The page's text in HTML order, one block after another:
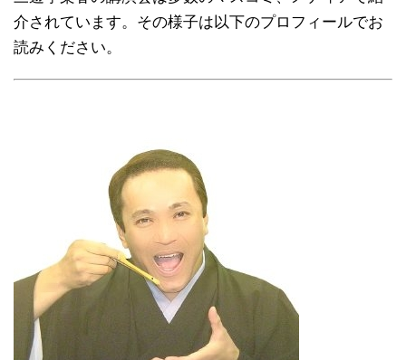
介されています。その様子は以下のプロフィールでお
読みください。